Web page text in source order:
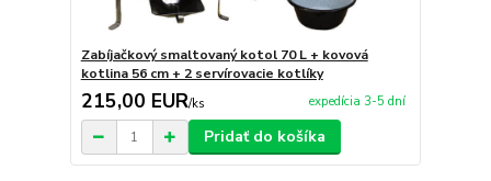
Zabíjačkový smaltovaný kotol 70 L + kovová
kotlina 56 cm + 2 servírovacie kotlíky
215,00 EUR/ks expedícia 3-5 dní
Pridať do košíka